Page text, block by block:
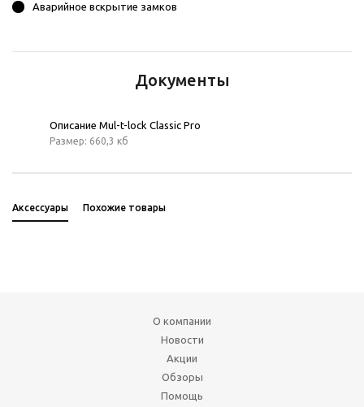
Аварийное вскрытие замков
Документы
Описание Mul-t-lock Classic Pro
Размер: 660,3 кб
Аксессуары Похожие товары
О компании
Новости
Акции
Обзоры
Помощь